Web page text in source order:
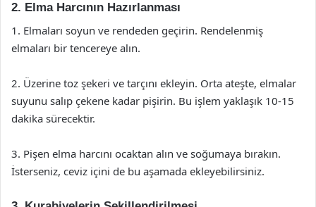
2. Elma Harcının Hazırlanması
1. Elmaları soyun ve rendeden geçirin. Rendelenmiş
elmaları bir tencereye alın.
2. Üzerine toz şekeri ve tarçını ekleyin. Orta ateşte, elmalar
suyunu salıp çekene kadar pişirin. Bu işlem yaklaşık 10-15
dakika sürecektir.
3. Pişen elma harcını ocaktan alın ve soğumaya bırakın.
İsterseniz, ceviz içini de bu aşamada ekleyebilirsiniz.